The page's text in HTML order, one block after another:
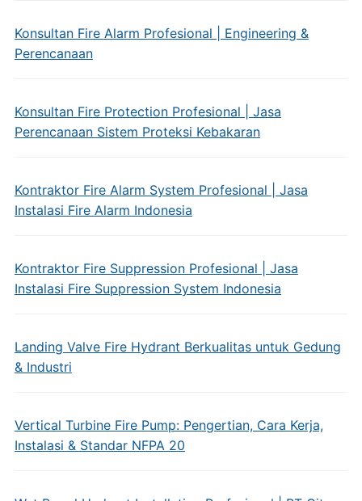
Konsultan Fire Alarm Profesional | Engineering &
Perencanaan
Konsultan Fire Protection Profesional | Jasa
Perencanaan Sistem Proteksi Kebakaran
Kontraktor Fire Alarm System Profesional | Jasa
Instalasi Fire Alarm Indonesia
Kontraktor Fire Suppression Profesional | Jasa
Instalasi Fire Suppression System Indonesia
Landing Valve Fire Hydrant Berkualitas untuk Gedung
& Industri
Vertical Turbine Fire Pump: Pengertian, Cara Kerja,
Instalasi & Standar NFPA 20